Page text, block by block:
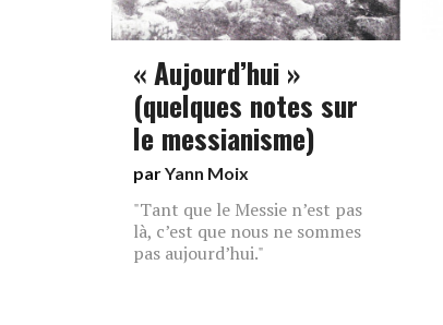
« Aujourd’hui »
(quelques notes sur
le messianisme)
parYann Moix
"Tant que le Messie n’est pas
là, c’est que nous ne sommes
pas aujourd’hui."